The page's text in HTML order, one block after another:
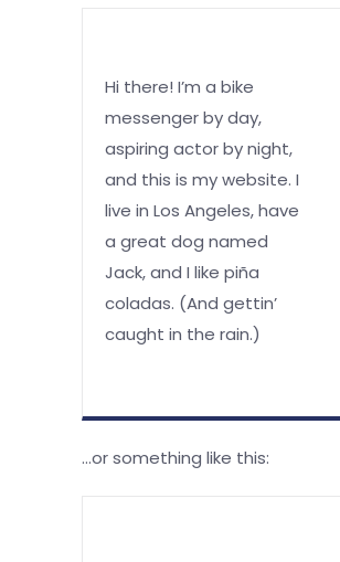
Hi there! I’m a bike
messenger by day,
aspiring actor by night,
and this is my website. I
live in Los Angeles, have
a great dog named
Jack, and I like piña
coladas. (And gettin’
caught in the rain.)
…or something like this: